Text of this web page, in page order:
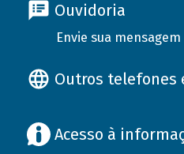
Ouvidoria
Envie sua mensagem
Outros telefones
Acesso à